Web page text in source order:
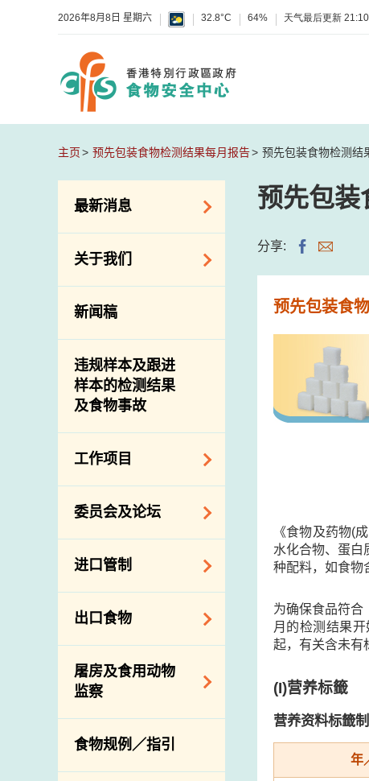
2026年8月8日 星期六 32.8°C 64% 天气最后更新 21:10
主页 预先包装食物检测结果每月报告 预先包装食物检测结
最新消息
食物警报 / 致敏物
警报
活动
关于我们
组织结构
介绍短片
新闻稿
违规样本及跟进
样本的检测结果
及食物事故
工作项目
降低膳食中的钠和
糖
食物安全重点控制
系统
基因改造食物
资料
食物安全之风险评
估
食物事故应变及管
理
委员会及论坛
食物安全专家委员
会
消费者联系小组
进口管制
食物进口商和食物
分销商登记制度
络内地有关当局
进口食物管制
口检验
出口食物
出口验证
出口食物往内地
出口商及业界的消
息
屠房及食用动物
监察
规管农业化学物及
兽医药物在食用动
物上的使用
食物规例／指引
预先包装
分享:
预先包装食
《食物及药物(
水化合物、蛋白
种配料，如食物
为确保食品符合
月的检测结果
起，有关含未有
(I)营养标籤
营养资料标籤
年